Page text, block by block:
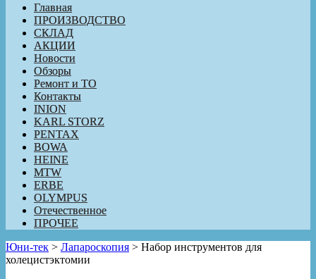
Главная
ПРОИЗВОДСТВО
СКЛАД
АКЦИИ
Новости
Обзоры
Ремонт и ТО
Контакты
INION
KARL STORZ
PENTAX
BOWA
HEINE
MTW
ERBE
OLYMPUS
Отечественное
ПРОЧЕЕ
Юни-тек > Лапароскопия > Набор инструментов для
холецистэктомии